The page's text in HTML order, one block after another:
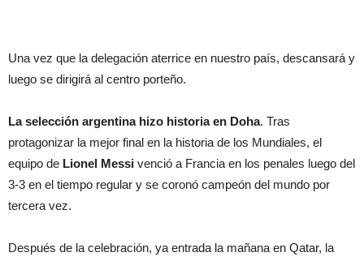
Una vez que la delegación aterrice en nuestro país, descansará y
luego se dirigirá al centro porteño.
La selección argentina hizo historia en Doha. Tras
protagonizar la mejor final en la historia de los Mundiales, el
equipo de Lionel Messi venció a Francia en los penales luego del
3-3 en el tiempo regular y se coronó campeón del mundo por
tercera vez.
Después de la celebración, ya entrada la mañana en Qatar, la